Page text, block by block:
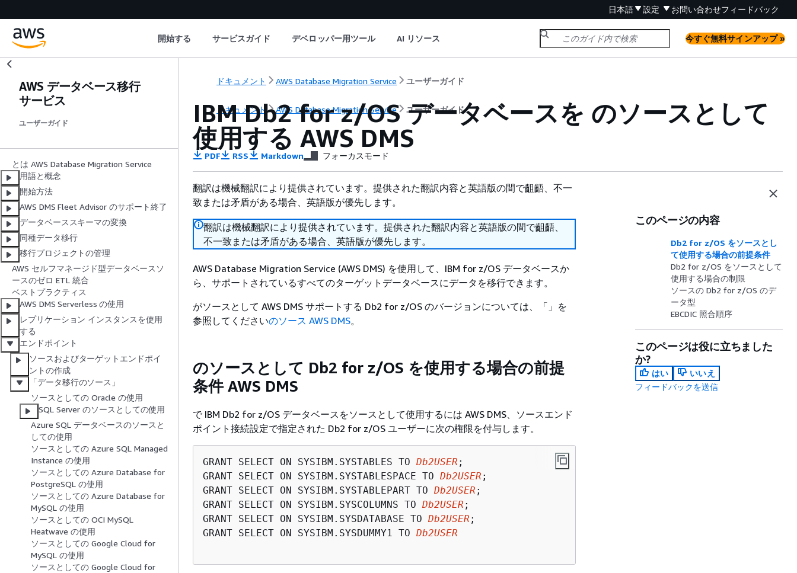
日本語 設定 お問い合わせフィードバック
開始する サービスガイド デベロッパー用ツール AI リソース 今すぐ無料サインアップ »
AWS データベース移行
サービス
ユーザーガイド
とは AWS Database Migration Service
用語と概念
開始方法
AWS DMS Fleet Advisor のサポート終了
データベーススキーマの変換
同種データ移行
移行プロジェクトの管理
AWS セルフマネージド型データベースソ
ースのゼロ ETL 統合
ベストプラクティス
AWS DMS Serverless の使用
レプリケーション インスタンスを使用
する
エンドポイント
ソースおよびターゲットエンドポイ
ントの作成
「データ移行のソース」
ソースとしての Oracle の使用
SQL Server のソースとしての使用
Azure SQL データベースのソースと
しての使用
ソースとしての Azure SQL Managed
Instance の使用
ソースとしての Azure Database for
PostgreSQL の使用
ソースとしての Azure Database for
MySQL の使用
ソースとしての OCI MySQL
Heatwave の使用
ソースとしての Google Cloud for
MySQL の使用
ソースとしての Google Cloud for
ドキュメント AWS Database Migration Service ユーザーガイド
ドキュメント AWS Database Migration Service ユーザーガイド
IBM Db2 for z/OS データベースを のソースとして
使用する AWS DMS
PDF RSS Markdown フォーカスモード
翻訳は機械翻訳により提供されています。提供された翻訳内容と英語版の間で齟齬、不一
致または矛盾がある場合、英語版が優先します。
翻訳は機械翻訳により提供されています。提供された翻訳内容と英語版の間で齟齬、
不一致または矛盾がある場合、英語版が優先します。
AWS Database Migration Service (AWS DMS) を使用して、IBM for z/OS データベースか
ら、サポートされているすべてのターゲットデータベースにデータを移行できます。
がソースとして AWS DMS サポートする Db2 for z/OS のバージョンについては、「」を
参照してくださいのソース AWS DMS。
のソースとして Db2 for z/OS を使用する場合の前提
条件 AWS DMS
で IBM Db2 for z/OS データベースをソースとして使用するには AWS DMS、ソースエンド
ポイント接続設定で指定された Db2 for z/OS ユーザーに次の権限を付与します。
GRANT SELECT ON SYSIBM.SYSTABLES TO Db2USER ;
GRANT SELECT ON SYSIBM.SYSTABLESPACE TO Db2USER ;
GRANT SELECT ON SYSIBM.SYSTABLEPART TO Db2USER ;
GRANT SELECT ON SYSIBM.SYSCOLUMNS TO Db2USER ;
GRANT SELECT ON SYSIBM.SYSDATABASE TO Db2USER ;
GRANT SELECT ON SYSIBM.SYSDUMMY1 TO Db2USER
このページの内容
Db2 for z/OS をソースとし
て使用する場合の前提条件
Db2 for z/OS をソースとして
使用する場合の制限
ソースの Db2 for z/OS のデ
ータ型
EBCDIC 照合順序
このページは役に立ちました
か?
はい
いいえ
フィードバックを送信